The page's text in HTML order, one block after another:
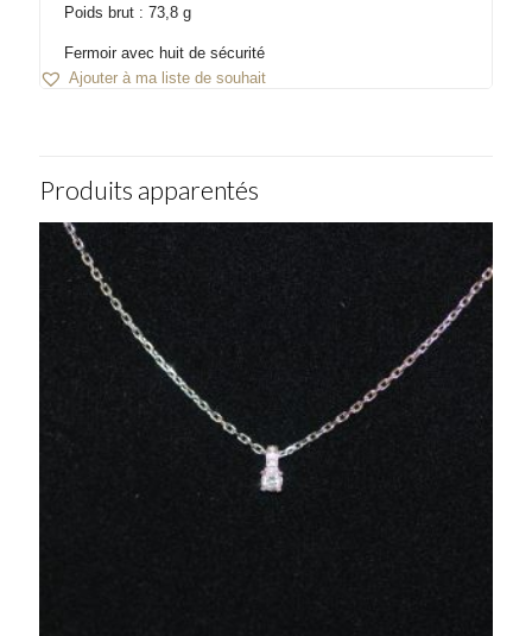
Ajouter à ma liste de souhait
Poids brut : 73,8 g
Fermoir avec huit de sécurité
Produits apparentés